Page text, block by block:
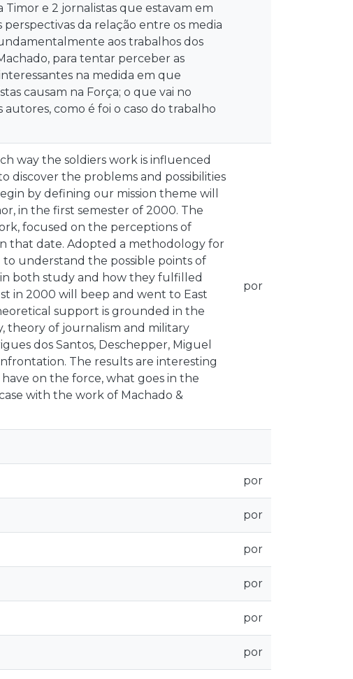
e 2 jornalistas que estavam em
da relação entre os media
aos trabalhos dos
para tentar perceber as
na medida em que
causam na Força; o que vai no
como é foi o caso do trabalho
way the soldiers work is influenced
discover the problems and possibilities
by defining our mission theme will
in the first semester of 2000. The
focused on the perceptions of
that date. Adopted a methodology for
understand the possible points of
both study and how they fulfilled
in 2000 will beep and went to East
support is grounded in the
theory of journalism and military
dos Santos, Deschepper, Miguel
The results are interesting
on the force, what goes in the
with the work of Machado &
por
por
por
por
por
por
por